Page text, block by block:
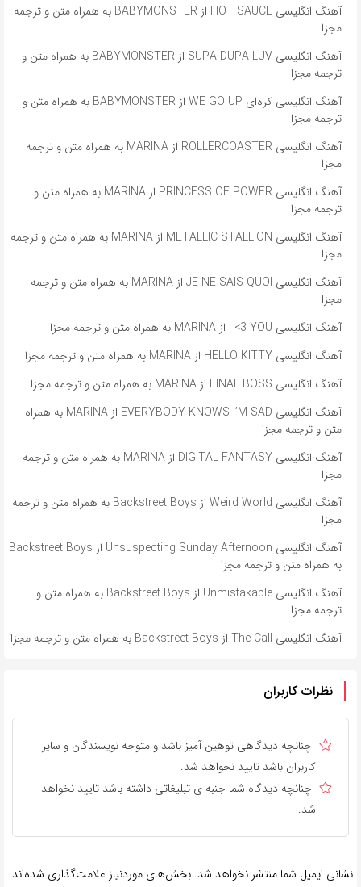
آهنگ انگلیسی HOT SAUCE از BABYMONSTER به همراه متن و ترجمه
مجزا
آهنگ انگلیسی SUPA DUPA LUV از BABYMONSTER به همراه متن و
ترجمه مجزا
آهنگ انگلیسی کره‌ای WE GO UP از BABYMONSTER به همراه متن و
ترجمه مجزا
آهنگ انگلیسی ROLLERCOASTER از MARINA به همراه متن و ترجمه
مجزا
آهنگ انگلیسی PRINCESS OF POWER از MARINA به همراه متن و
ترجمه مجزا
آهنگ انگلیسی METALLIC STALLION از MARINA به همراه متن و ترجمه
مجزا
آهنگ انگلیسی JE NE SAIS QUOI از MARINA به همراه متن و ترجمه
مجزا
آهنگ انگلیسی I <3 YOU از MARINA به همراه متن و ترجمه مجزا
آهنگ انگلیسی HELLO KITTY از MARINA به همراه متن و ترجمه مجزا
آهنگ انگلیسی FINAL BOSS از MARINA به همراه متن و ترجمه مجزا
آهنگ انگلیسی EVERYBODY KNOWS I’M SAD از MARINA به همراه
متن و ترجمه مجزا
آهنگ انگلیسی DIGITAL FANTASY از MARINA به همراه متن و ترجمه
مجزا
آهنگ انگلیسی Weird World از Backstreet Boys به همراه متن و ترجمه
مجزا
آهنگ انگلیسی Unsuspecting Sunday Afternoon از Backstreet Boys
به همراه متن و ترجمه مجزا
آهنگ انگلیسی Unmistakable از Backstreet Boys به همراه متن و
ترجمه مجزا
آهنگ انگلیسی The Call از Backstreet Boys به همراه متن و ترجمه مجزا
نظرات کاربران
چنانچه دیدگاهی توهین آمیز باشد و متوجه نویسندگان و سایر
کاربران باشد تایید نخواهد شد.
چنانچه دیدگاه شما جنبه ی تبلیغاتی داشته باشد تایید نخواهد
شد.
نشانی ایمیل شما منتشر نخواهد شد. بخش‌های موردنیاز علامت‌گذاری شده‌اند